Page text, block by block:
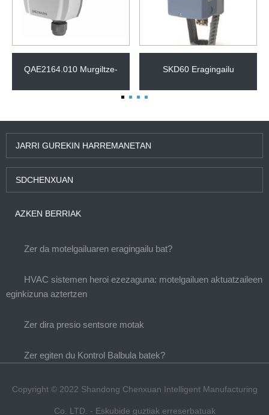
QAE2164.010 Murgiltze-
tenperatura-sentsorea 100
SKD60 Eragingailu
elektrohidraulikoa
JARRI GUREKIN HARREMANETAN
SDCHENXUAN
AZKEN BERRIAK
Zer da motelgailuaren eragingailu bat?
HVAC sistemen heroi ezezaguna: motelgailuen aktuatzaileen
eginkizuna aztertzen
Zer dira presio sentsore motak
Zer egiten du Kontrol Balbula batek?
Copyright © 2022 Shandong Chenxuan Intelligent Manufacturing
Co. LTD. - Eskubide guztiak erreserbatuak